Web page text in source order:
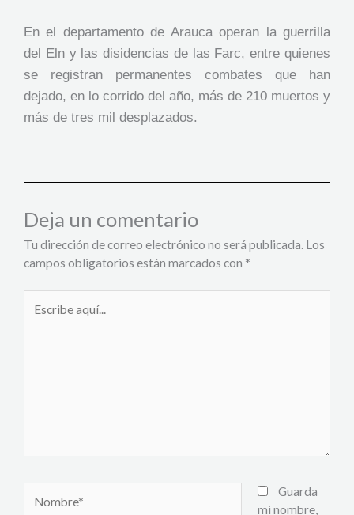
En el departamento de Arauca operan la guerrilla
del Eln y las disidencias de las Farc, entre quienes
se registran permanentes combates que han
dejado, en lo corrido del año, más de 210 muertos y
más de tres mil desplazados.
Deja un comentario
Tu dirección de correo electrónico no será publicada. Los
campos obligatorios están marcados con *
aquí...
Guarda
mi nombre,